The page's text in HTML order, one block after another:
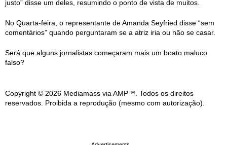
justo” disse um deles, resumindo o ponto de vista de muitos.
No Quarta-feira, o representante de Amanda Seyfried disse “sem
comentários” quando perguntaram se a atriz iria ou não se casar.
Será que alguns jornalistas começaram mais um boato maluco
falso?
Copyright © 2026 Mediamass via AMP™. Todos os direitos
reservados. Proibida a reprodução (mesmo com autorização).